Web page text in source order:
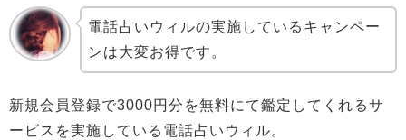
電話占いウィルの実施しているキャンペー
ンは大変お得です。
新規会員登録で3000円分を無料にて鑑定してくれるサ
ービスを実施している電話占いウィル。